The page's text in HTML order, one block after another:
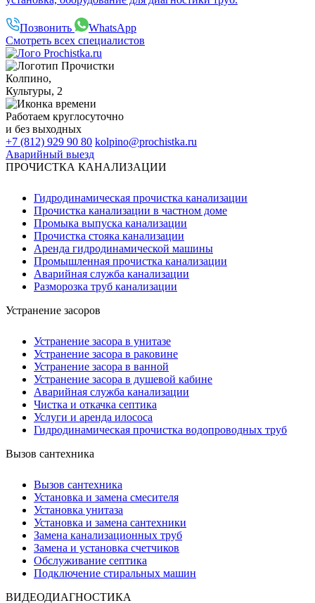
Позвонить
WhatsApp
Смотреть всех специалистов
Колпино,
Культуры, 2
Работаем круглосуточно
и без выходных
+7 (812) 929 90 80 kolpino@prochistka.ru
Аварийный выезд
ПРОЧИСТКА КАНАЛИЗАЦИИ
Гидродинамическая прочистка канализации
Прочистка канализации в частном доме
Промыка выпуска канализации
Прочистка стояка канализации
Аренда гидродинамической машины
Промышленная прочистка канализации
Аварийная служба канализации
Разморозка труб канализации
Устранение засоров
Устранение засора в унитазе
Устранение засора в раковине
Устранение засора в ванной
Устранение засора в душевой кабине
Аварийная служба канализации
Чистка и откачка септика
Услуги и аренда илососа
Гидродинамическая прочистка водопроводных труб
Вызов сантехника
Вызов сантехника
Установка и замена смесителя
Установка унитаза
Установка и замена сантехники
Замена канализационных труб
Замена и установка счетчиков
Обслуживание септика
Подключение стиральных машин
ВИДЕОДИАГНОСТИКА